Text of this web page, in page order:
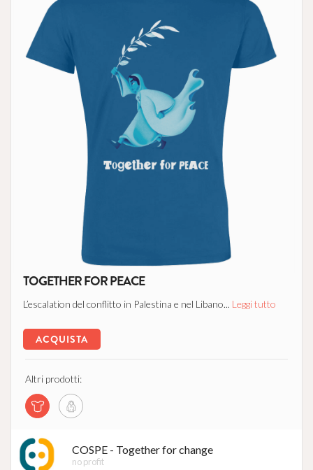
TOGETHER FOR PEACE
L’escalation del conflitto in Palestina e nel Libano... Leggi tutto
ACQUISTA
Altri prodotti:
COSPE - Together for change
no profit